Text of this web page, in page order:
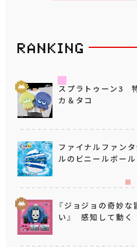
スプラトゥーン3
カ＆タコ
ファイナルファン
ルのビニールボール
『ジョジョの奇妙
い』 感知して動